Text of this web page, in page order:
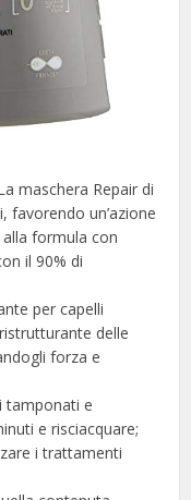
maschera Repair di
favorendo un’azione
formula con
il 90% di
per capelli
delle
forza e
tamponati e
e risciacquare;
i trattamenti